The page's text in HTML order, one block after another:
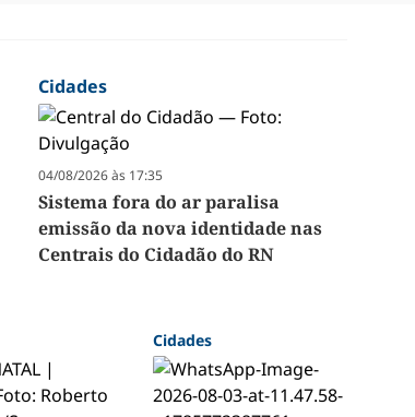
Cidades
04/08/2026 às 17:35
Sistema fora do ar paralisa
emissão da nova identidade nas
Centrais do Cidadão do RN
Cidades